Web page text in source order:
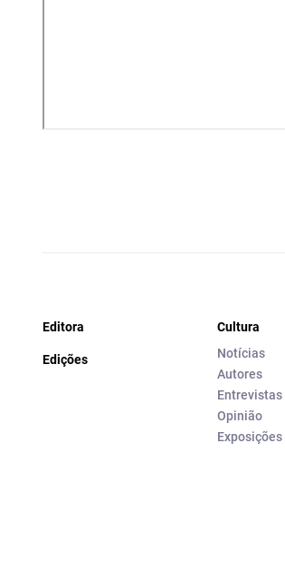
Editora
Edições
Cultura
Notícias
Autores
Entrevistas
Opinião
Exposições